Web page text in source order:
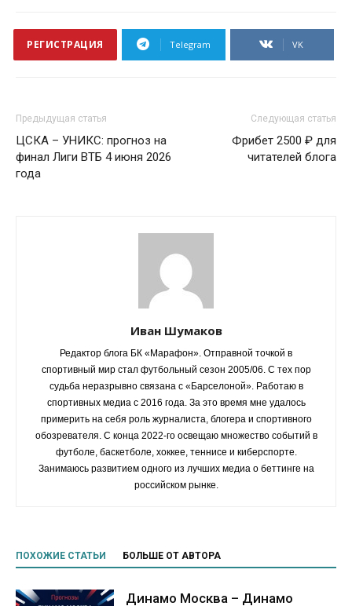
РЕГИСТРАЦИЯ Telegram VK
Предыдущая статья
ЦСКА – УНИКС: прогноз на
финал Лиги ВТБ 4 июня 2026
года
Следующая статья
Фрибет 2500 ₽ для
читателей блога
Иван Шумаков
Редактор блога БК «Марафон». Отправной точкой в
спортивный мир стал футбольный сезон 2005/06. С тех пор
судьба неразрывно связана с «Барселоной». Работаю в
спортивных медиа с 2016 года. За это время мне удалось
примерить на себя роль журналиста, блогера и спортивного
обозревателя. С конца 2022-го освещаю множество событий в
футболе, баскетболе, хоккее, теннисе и киберспорте.
Занимаюсь развитием одного из лучших медиа о беттинге на
российском рынке.
ПОХОЖИЕ СТАТЬИ БОЛЬШЕ ОТ АВТОРА
Динамо Москва – Динамо